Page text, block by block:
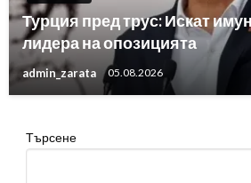
Турция пред трус: Искат
лидера на опозицията
admin_zarata 05.08.2026
Търсене